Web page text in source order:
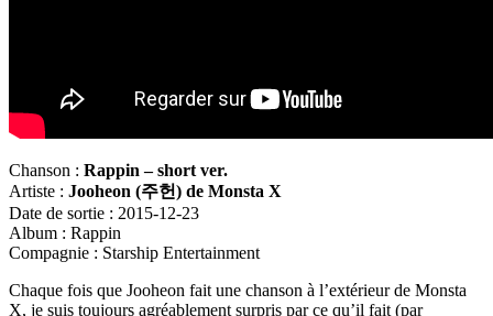
Chanson : Rappin – short ver.
Artiste : Jooheon (주헌) de Monsta X
Date de sortie : 2015-12-23
Album : Rappin
Compagnie : Starship Entertainment
Chaque fois que Jooheon fait une chanson à l’extérieur de Monsta
X, je suis toujours agréablement surpris par ce qu’il fait (par